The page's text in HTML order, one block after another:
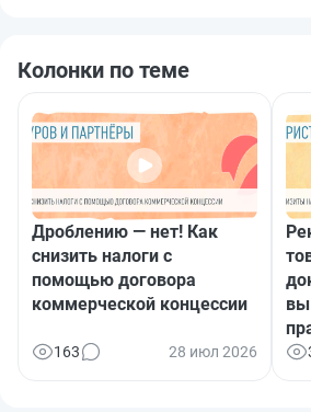
Колонки по теме
Дроблению — нет! Как
снизить налоги с
помощью договора
коммерческой концессии
163 28 июл 2026
вы